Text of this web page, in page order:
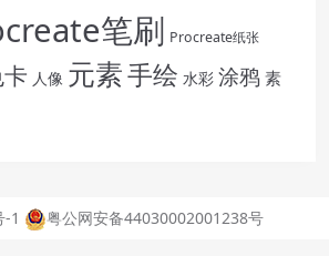
笔刷 Procreate纸张
人像 元素手绘 水彩 涂鸦 素
1 粤公网安备44030002001238号